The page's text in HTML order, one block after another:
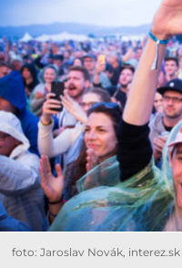
foto: Jaroslav Novák, interez.sk